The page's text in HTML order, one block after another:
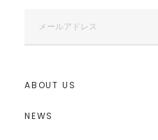
ABOUT US
NEWS